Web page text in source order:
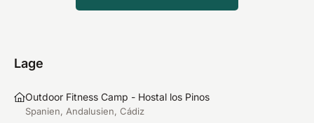
Das ganze Konzept ist gut durchdacht und
Lage
Outdoor Fitness Camp - Hostal los Pinos
Spanien, Andalusien, Cádiz